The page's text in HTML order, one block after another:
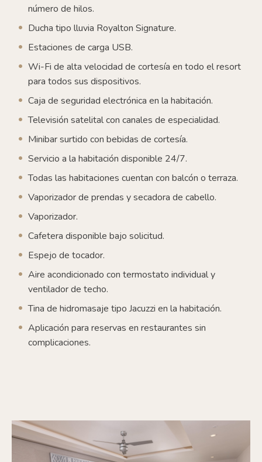
número de hilos.
Ducha tipo lluvia Royalton Signature.
Estaciones de carga USB.
Wi-Fi de alta velocidad de cortesía en todo el resort
para todos sus dispositivos.
Caja de seguridad electrónica en la habitación.
Televisión satelital con canales de especialidad.
Minibar surtido con bebidas de cortesía.
Servicio a la habitación disponible 24/7.
Todas las habitaciones cuentan con balcón o terraza.
Vaporizador de prendas y secadora de cabello.
Vaporizador.
Cafetera disponible bajo solicitud.
Espejo de tocador.
Aire acondicionado con termostato individual y
ventilador de techo.
Tina de hidromasaje tipo Jacuzzi en la habitación.
Aplicación para reservas en restaurantes sin
complicaciones.